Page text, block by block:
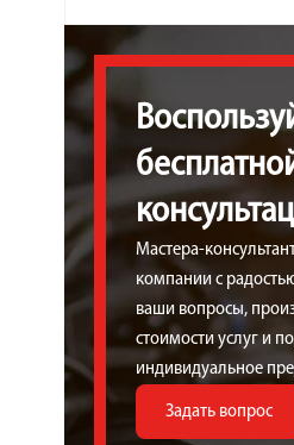
Мастера-
компании с
ваши вопросы,
стоимости услуг и
индивидуальное
Задать вопрос